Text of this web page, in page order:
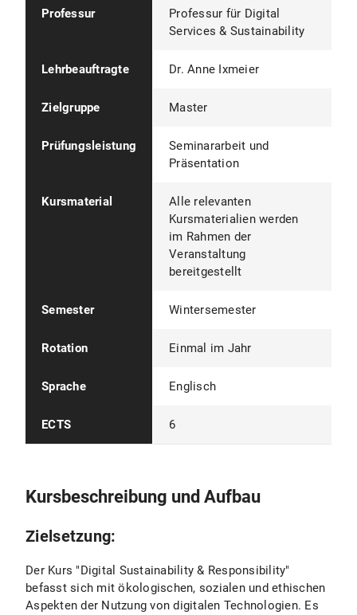
Professur
Professur für Digital
Services & Sustainability
Lehrbeauftragte Dr. Anne Ixmeier
Zielgruppe Master
Prüfungsleistung
Seminararbeit und
Präsentation
Kursmaterial
Alle relevanten
Kursmaterialien werden
im Rahmen der
Veranstaltung
bereitgestellt
Semester Wintersemester
Rotation Einmal im Jahr
Sprache Englisch
ECTS 6
Kursbeschreibung und Aufbau
Zielsetzung:
Der Kurs "Digital Sustainability & Responsibility"
befasst sich mit ökologischen, sozialen und ethischen
Aspekten der Nutzung von digitalen Technologien. Es